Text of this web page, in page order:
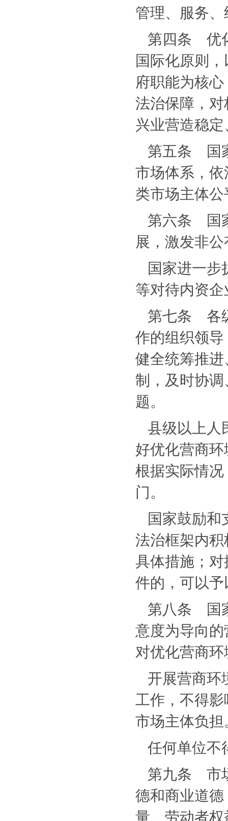
管理、服务
第四条 优
国际化原则
府职能为核
法治保障，
兴业营造稳
第五条 国
市场体系，
类市场主体
第六条 国
展，激发非
国家进一步
等对待内资
第七条 各
作的组织领
健全统筹推
制，及时协
题。
县级以上人
好优化营商
根据实际情
门。
国家鼓励和
法治框架内
具体措施；
件的，可以
第八条 国
意度为导向
对优化营商
开展营商环
工作，不得
市场主体负担
任何单位不
第九条 市
德和商业道
量、劳动者